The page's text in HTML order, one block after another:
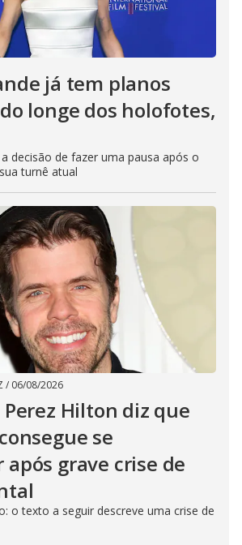
já tem planos
longe dos holofotes,
decisão de fazer uma pausa após o
turnê atual
/ 06/08/2026
Hilton diz que
se
grave crise de
o texto a seguir descreve uma crise de